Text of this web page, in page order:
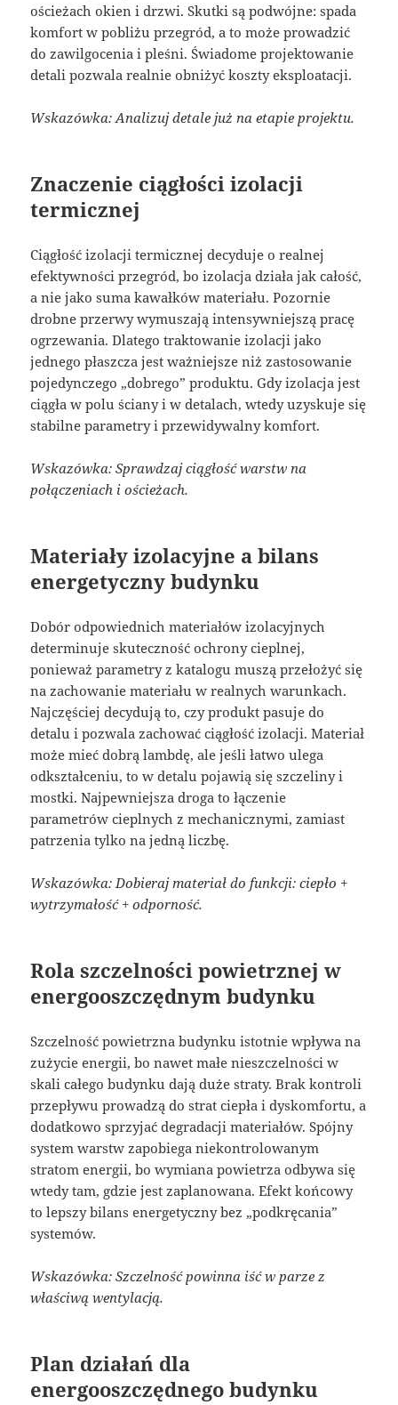
ościeżach okien i drzwi. Skutki są podwójne: spada
komfort w pobliżu przegród, a to może prowadzić
do zawilgocenia i pleśni. Świadome projektowanie
detali pozwala realnie obniżyć koszty eksploatacji.
Wskazówka: Analizuj detale już na etapie projektu.
Znaczenie ciągłości izolacji
termicznej
Ciągłość izolacji termicznej decyduje o realnej
efektywności przegród, bo izolacja działa jak całość,
a nie jako suma kawałków materiału. Pozornie
drobne przerwy wymuszają intensywniejszą pracę
ogrzewania. Dlatego traktowanie izolacji jako
jednego płaszcza jest ważniejsze niż zastosowanie
pojedynczego „dobrego” produktu. Gdy izolacja jest
ciągła w polu ściany i w detalach, wtedy uzyskuje się
stabilne parametry i przewidywalny komfort.
Wskazówka: Sprawdzaj ciągłość warstw na
połączeniach i ościeżach.
Materiały izolacyjne a bilans
energetyczny budynku
Dobór odpowiednich materiałów izolacyjnych
determinuje skuteczność ochrony cieplnej,
ponieważ parametry z katalogu muszą przełożyć się
na zachowanie materiału w realnych warunkach.
Najczęściej decydują to, czy produkt pasuje do
detalu i pozwala zachować ciągłość izolacji. Materiał
może mieć dobrą lambdę, ale jeśli łatwo ulega
odkształceniu, to w detalu pojawią się szczeliny i
mostki. Najpewniejsza droga to łączenie
parametrów cieplnych z mechanicznymi, zamiast
patrzenia tylko na jedną liczbę.
Wskazówka: Dobieraj materiał do funkcji: ciepło +
wytrzymałość + odporność.
Rola szczelności powietrznej w
energooszczędnym budynku
Szczelność powietrzna budynku istotnie wpływa na
zużycie energii, bo nawet małe nieszczelności w
skali całego budynku dają duże straty. Brak kontroli
przepływu prowadzą do strat ciepła i dyskomfortu, a
dodatkowo sprzyjać degradacji materiałów. Spójny
system warstw zapobiega niekontrolowanym
stratom energii, bo wymiana powietrza odbywa się
wtedy tam, gdzie jest zaplanowana. Efekt końcowy
to lepszy bilans energetyczny bez „podkręcania”
systemów.
Wskazówka: Szczelność powinna iść w parze z
właściwą wentylacją.
Plan działań dla
energooszczędnego budynku